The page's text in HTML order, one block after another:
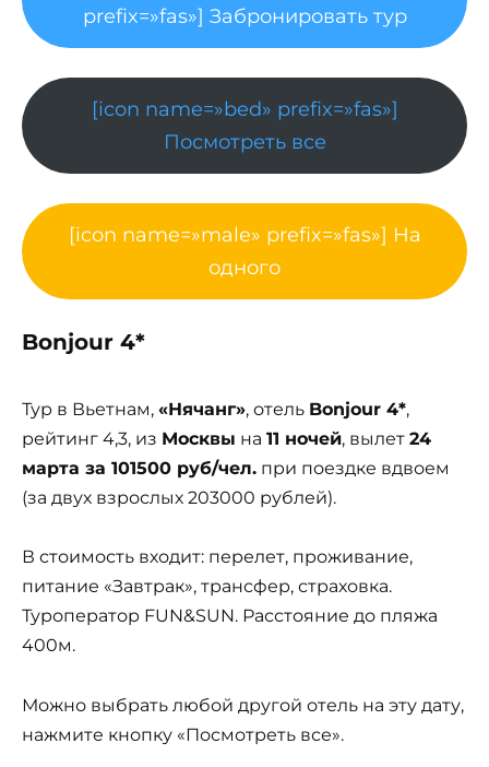
prefix=»fas»] Забронировать тур
[icon name=»bed» prefix=»fas»]
Посмотреть все
[icon name=»male» prefix=»fas»] На
одного
Bonjour 4*
Тур в Вьетнам, «Нячанг», отель Bonjour 4*,
рейтинг 4,3, из Москвы на 11 ночей, вылет 24
марта за 101500 руб/чел. при поездке вдвоем
(за двух взрослых 203000 рублей).
В стоимость входит: перелет, проживание,
питание «Завтрак», трансфер, страховка.
Туроператор FUN&SUN. Расстояние до пляжа
400м.
Можно выбрать любой другой отель на эту дату,
нажмите кнопку «Посмотреть все».